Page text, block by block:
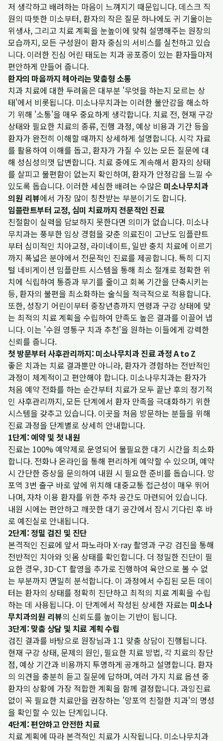
저 생각하고 배려하는 마음이 느껴지기 때문입니다. 데스크 직
원의 따뜻한 미소부터, 환자의 작은 질문 하나에도 귀 기울이는
위생사, 그리고 치료 계획을 눈높이에 맞춰 설명해주는 원장의
모습까지, 모든 구성원이 환자 중심의 서비스를 실천하고 있습
니다. 이러한 진심 어린 태도는 치과 공포증이 있는 환자들마저
편안하게 만들어 줍니다.
환자의 마음까지 헤아리는 맞춤형 소통
치과 치료에 대한 두려움은 대부분 '무엇을 하는지 모르는 상
태'에서 비롯됩니다. 미소나무치과는 이러한 불안감을 해소하
기 위해 '소통'을 매우 중요하게 생각합니다. 치료 전, 현재 구강
상태와 필요한 치료의 종류, 진행 과정, 예상 비용과 기간 등을
환자가 완전히 이해할 때까지 상세하게 설명합니다. 시각 자료
를 활용하여 이해를 돕고, 환자가 가질 수 있는 모든 질문에 대
해 성심성의껏 답변합니다. 치료 중에도 계속해서 환자의 상태
를 살피고 불편함이 없는지 확인하며, 환자가 안정감을 느낄 수
있도록 돕습니다. 이러한 세심한 배려는 수많은 미소나무치과
의원 리뷰에서 가장 많이 칭찬받는 부분이기도 합니다.
임플란트부터 교정, 심미 치료까지 전문적인 진료
친절함이 실력을 담보하지 못한다면 의미가 없습니다. 미소나
무치과는 풍부한 임상 경험을 갖춘 의료진이 고난도 임플란트
부터 심미적인 치아교정, 라미네이트, 일반 충치 치료에 이르기
까지 폭넓은 분야에서 전문적인 진료를 제공합니다. 특히 디지
털 네비게이션 임플란트 시스템을 통해 최소 절개로 정확한 위
치에 식립하여 통증과 부기를 줄이고 회복 기간을 단축시키는
등, 환자의 불편을 최소화하는 술식을 적극적으로 적용합니다.
또한, 성장기 어린이부터 중장년층까지 연령과 구강 상태에 맞
는 최적의 치료 계획을 수립하여 만족도 높은 결과를 이끌어 냅
니다. 이는 '수원 영통구 치과 추천'을 원하는 이들에게 강력한
신뢰를 줍니다.
첫 방문부터 사후관리까지: 미소나무치과 진료 과정 A to Z
좋은 치과는 치료 결과뿐만 아니라, 환자가 경험하는 전반적인
과정이 체계적이고 편안해야 합니다. 미소나무치과는 환자가
처음 예약 전화를 하는 순간부터 치료가 모두 끝난 후의 정기적
인 사후관리까지, 모든 단계에서 환자 만족을 극대화하기 위한
시스템을 갖추고 있습니다. 이곳을 처음 방문하는 분들을 위해
진료 과정을 단계별로 상세히 안내합니다.
1단계: 예약 및 첫 내원
진료는 100% 예약제로 운영되어 불필요한 대기 시간을 최소화
합니다. 전화나 온라인을 통해 편리하게 예약할 수 있으며, 예약
시 간단한 증상을 문의하여 내원 시 필요한 준비를 돕습니다. 망
포역 3번 출구 바로 앞에 위치해 대중교통 접근성이 매우 뛰어
나며, 자차 이용 환자를 위한 주차 공간도 마련되어 있습니다.
내원 시에는 편안하고 깨끗한 대기 공간에서 잠시 기다린 후 바
로 예진실로 안내됩니다.
2단계: 정밀 검진 및 진단
본격적인 진료에 앞서 파노라마 X-ray 촬영과 구강 검진을 통해
전반적인 치아와 잇몸 상태를 확인합니다. 더 정밀한 진단이 필
요한 경우, 3D-CT 촬영을 추가로 진행하여 육안으로 볼 수 없
는 부분까지 면밀히 분석합니다. 이 과정에서 수집된 모든 데이
터는 환자의 상태를 정확히 진단하고 최적의 치료 계획을 수립
하는 데 사용됩니다. 이 단계에서 작성된 상세한 자료는 미소나
무치과의원 리뷰의 신뢰도를 높이는 기반이 됩니다.
3단계: 맞춤 상담 및 치료 계획 수립
검진 결과를 바탕으로 원장님과 1:1 맞춤 상담이 진행됩니다.
현재 구강 상태, 문제의 원인, 필요한 치료 방법, 각 치료의 장단
점, 예상 기간과 비용까지 투명하게 공개하고 설명합니다. 환자
의 의견을 충분히 듣고 질문에 답하며, 여러 가지 치료 옵션 중
환자의 상황에 가장 적합한 계획을 함께 결정합니다. 과잉진료
없이 꼭 필요한 치료만을 권장하는 '망포역 친절한 치과'의 명성
을 확인할 수 있는 단계입니다.
4단계: 편안하고 안전한 치료
치료 계획에 따라 본격적인 치료가 시작됩니다. 미소나무치과